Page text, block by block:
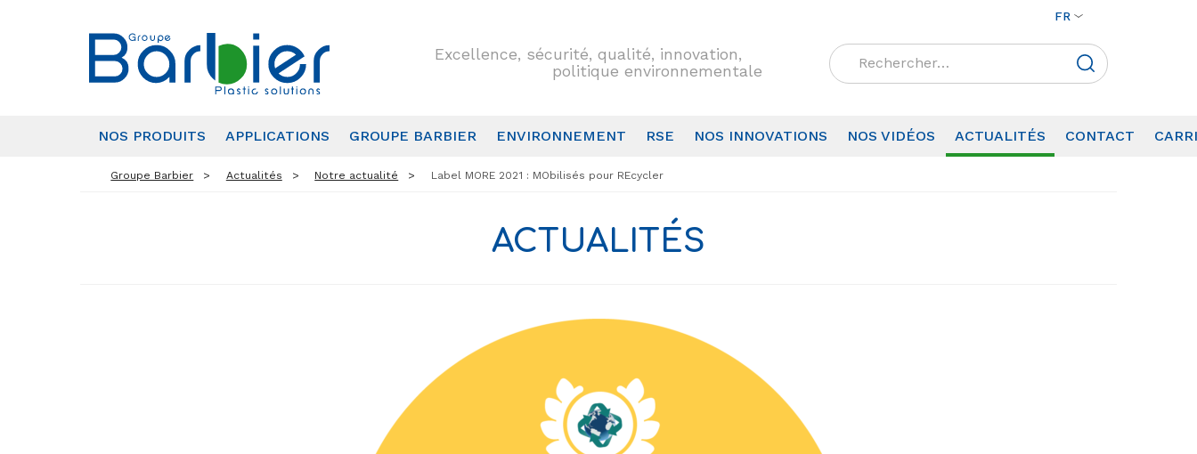
FR
Excellence, sécurité, qualité, innovation,
politique environnementale
Rechercher :
NOS PRODUITS APPLICATIONS GROUPE BARBIER ENVIRONNEMENT RSE NOS INNOVATIONS NOS VIDÉOS ACTUALITÉS CONTACT
Groupe Barbier Actualités Notre actualité Label MORE 2021 : MObilisés pour REcycler
ACTUALITÉS